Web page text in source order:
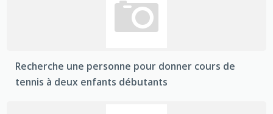
Recherche une personne pour donner cours de
tennis à deux enfants débutants